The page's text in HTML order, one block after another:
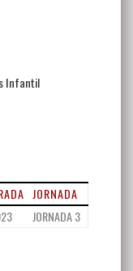
Infantil
JORNADA
JORNADA 3